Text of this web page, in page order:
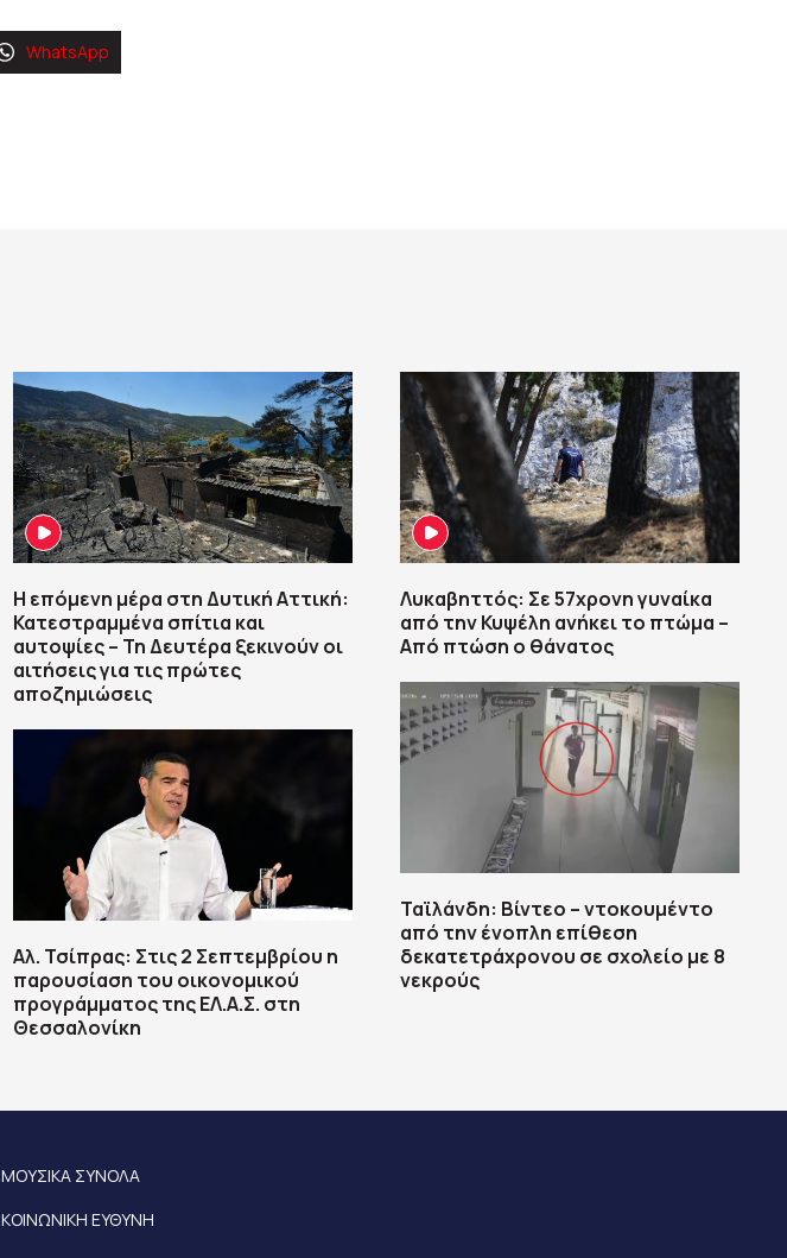
WhatsApp
Η επόμενη μέρα στη Δυτική Αττική:
Κατεστραμμένα σπίτια και
αυτοψίες – Τη Δευτέρα ξεκινούν οι
αιτήσεις για τις πρώτες
αποζημιώσεις
Αλ. Τσίπρας: Στις 2 Σεπτεμβρίου η
παρουσίαση του οικονομικού
προγράμματος της ΕΛ.Α.Σ. στη
Θεσσαλονίκη
Λυκαβηττός: Σε 57χρονη γυναίκα
από την Κυψέλη ανήκει το πτώμα –
Από πτώση ο θάνατος
Ταϊλάνδη: Βίντεο – ντοκουμέντο
από την ένοπλη επίθεση
δεκατετράχρονου σε σχολείο με 8
νεκρούς
ΜΟΥΣΙΚΑ ΣΥΝΟΛΑ
ΚΟΙΝΩΝΙΚΗ ΕΥΘΥΝΗ